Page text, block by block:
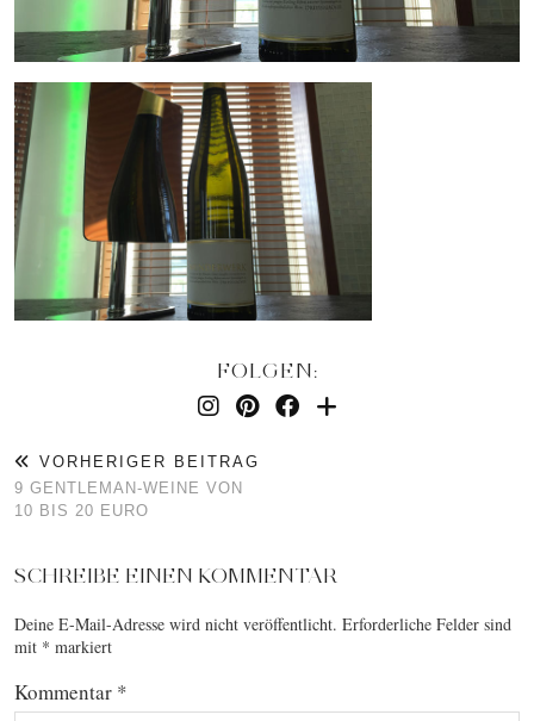
FOLGEN:
VORHERIGER BEITRAG
9 GENTLEMAN-WEINE VON
10 BIS 20 EURO
SCHREIBE EINEN KOMMENTAR
Deine E-Mail-Adresse wird nicht veröffentlicht. Erforderliche Felder sind
mit * markiert
Kommentar *